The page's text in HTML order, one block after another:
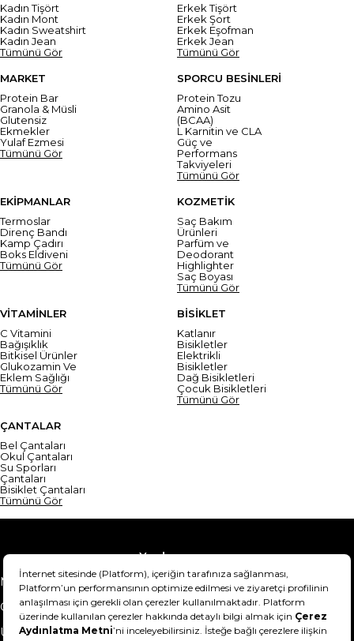
Kadın Tişört
Kadın Mont
Kadın Sweatshirt
Kadın Jean
Tümünü Gör
Erkek Tişört
Erkek Şort
Erkek Eşofman
Erkek Jean
Tümünü Gör
MARKET
Protein Bar
Granola & Müsli
Glutensiz
Ekmekler
Yulaf Ezmesi
Tümünü Gör
SPORCU BESİNLERİ
Protein Tozu
Amino Asit
(BCAA)
L Karnitin ve CLA
Güç ve
Performans
Takviyeleri
Tümünü Gör
EKİPMANLAR
Termoslar
Direnç Bandı
Kamp Çadırı
Boks Eldiveni
Tümünü Gör
KOZMETİK
Saç Bakım
Ürünleri
Parfüm ve
Deodorant
Highlighter
Saç Boyası
Tümünü Gör
VİTAMİNLER
C Vitamini
Bağışıklık
Bitkisel Ürünler
Glukozamin Ve
Eklem Sağlığı
Tümünü Gör
BİSİKLET
Katlanır
Bisikletler
Elektrikli
Bisikletler
Dağ Bisikletleri
Çocuk Bisikletleri
Tümünü Gör
ÇANTALAR
Bel Çantaları
Okul Çantaları
Su Sporları
Çantaları
Bisiklet Çantaları
Tümünü Gör
Yardım
Mesafeli Satış Sözleşmesi
Teslimat Bilgisi
Gizlilik Sözleşmesi
Şartlar & Koşullar
Ürünümü nasıl iade
Hakkımızda